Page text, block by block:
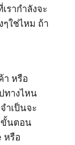
รากำลังจะ
ๆใช่ไหม ถ้า
า หรือ
ทางไหน
ำเป็นจะ
ขั้นตอน
หรือ